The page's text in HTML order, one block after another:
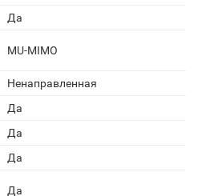
Да
MU-MIMO
Ненаправленная
Да
Да
Да
Да